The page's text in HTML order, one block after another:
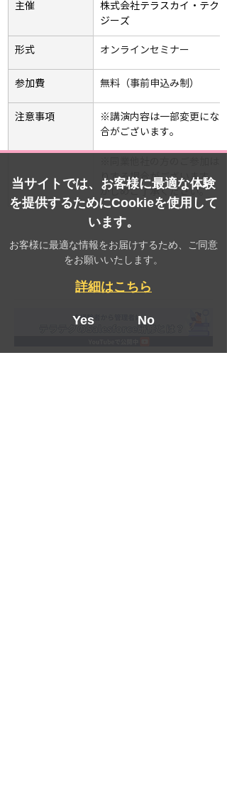
主催
株式会社テラスカイ・テクノ
ジーズ
形式 オンラインセミナー
参加費 無料（事前申込み制）
注意事項
※講演内容は一部変更になる
合がございます。
りする場合がございます。あ
かじめご了承ください。
当サイトでは、お客様に最適な体験
を提供するためにCookieを使用して
います。
お客様に最適な情報をお届けするため、ご同意
をお願いいたします。
詳細はこちら
Yes No